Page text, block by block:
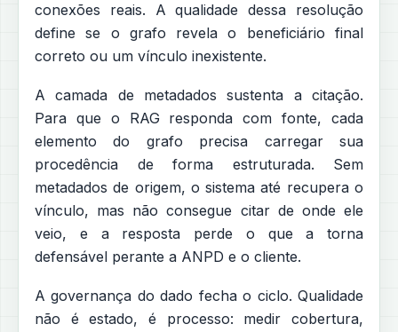
conexões reais. A qualidade dessa resolução
define se o grafo revela o beneficiário final
correto ou um vínculo inexistente.
A camada de metadados sustenta a citação.
Para que o RAG responda com fonte, cada
elemento do grafo precisa carregar sua
procedência de forma estruturada. Sem
metadados de origem, o sistema até recupera o
vínculo, mas não consegue citar de onde ele
veio, e a resposta perde o que a torna
defensável perante a ANPD e o cliente.
A governança do dado fecha o ciclo. Qualidade
não é estado, é processo: medir cobertura,